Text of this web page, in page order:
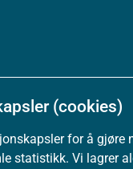
(cookies)
for å gjøre
statistikk. Vi lagrer